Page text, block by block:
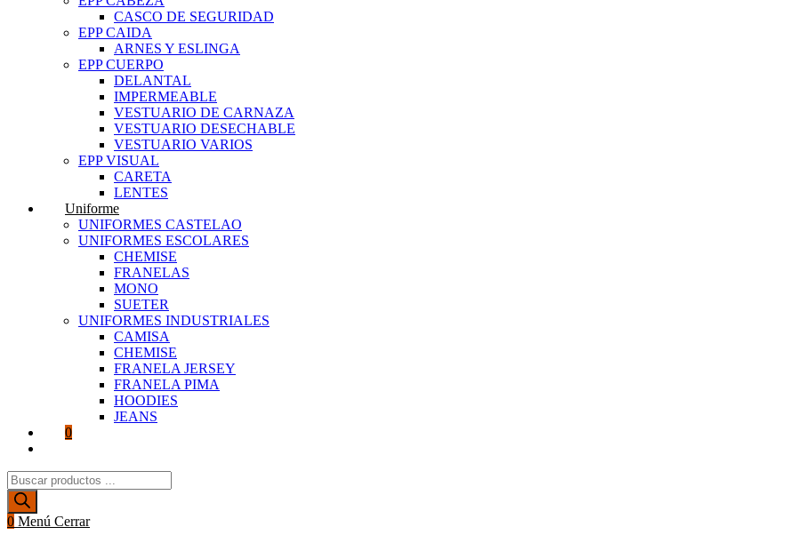
CASCO DE SEGURIDAD
EPP CAIDA
ARNES Y ESLINGA
EPP CUERPO
DELANTAL
IMPERMEABLE
VESTUARIO DE CARNAZA
VESTUARIO DESECHABLE
VESTUARIO VARIOS
EPP VISUAL
CARETA
LENTES
Uniforme
UNIFORMES CASTELAO
UNIFORMES ESCOLARES
CHEMISE
FRANELAS
MONO
SUETER
UNIFORMES INDUSTRIALES
CAMISA
CHEMISE
FRANELA JERSEY
FRANELA PIMA
HOODIES
JEANS
0
de
Búsqueda
de
productos
0 Menú Cerrar